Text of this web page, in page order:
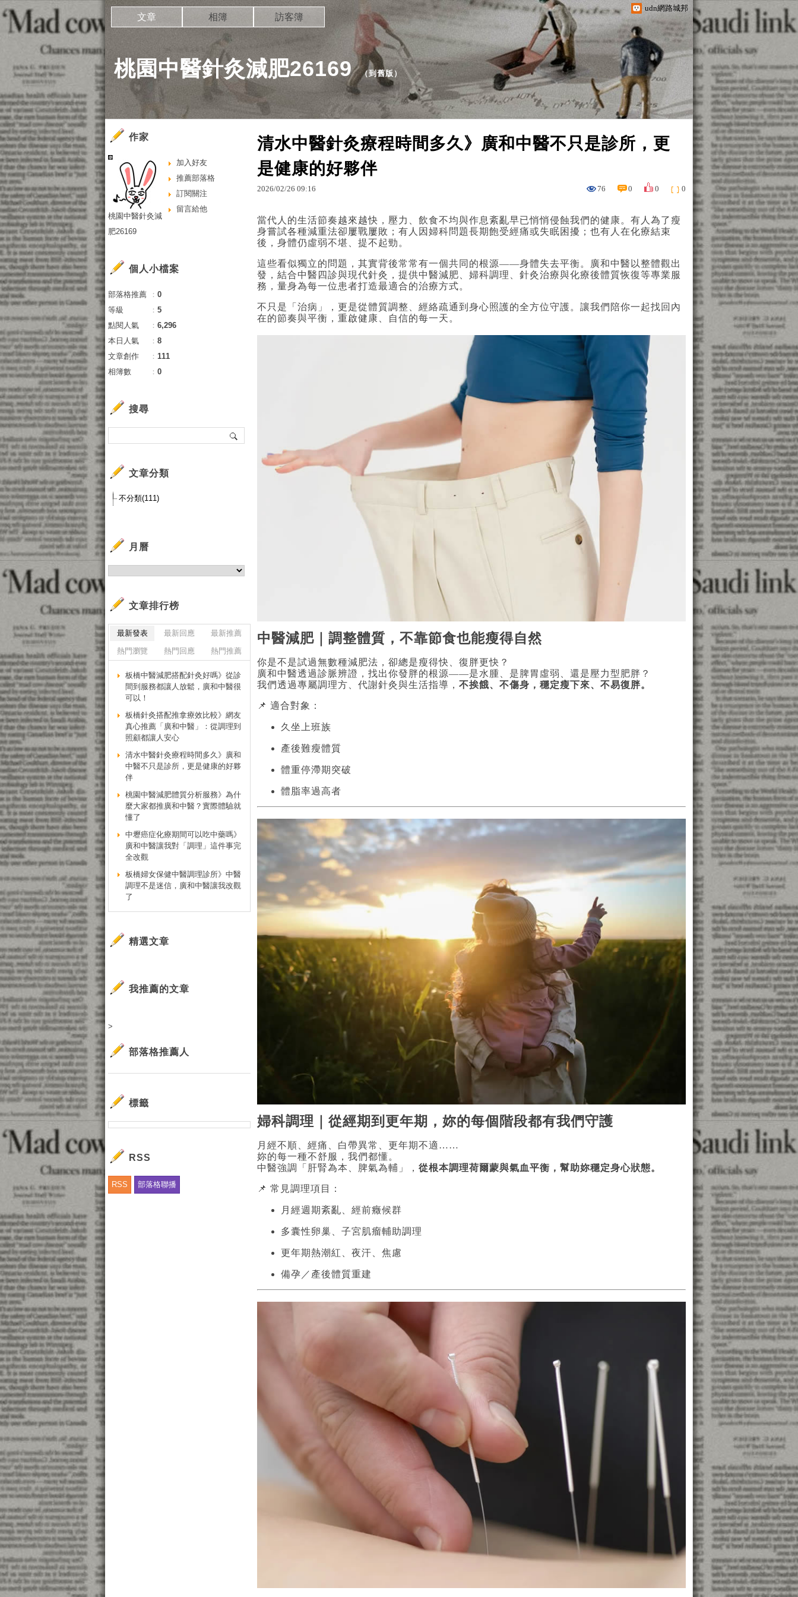
udn網路城邦
桃園中醫針灸減肥26169（到舊版 ）
文章 相簿 訪客簿
清水中醫針灸療程時間多久》廣和中醫不只是診所，更
是健康的好夥伴
2026/02/26 09:16 76 0 0 0
當代人的生活節奏越來越快，壓力、飲食不均與作息紊亂早已悄悄侵蝕我們的健康。有人為了瘦
身嘗試各種減重法卻屢戰屢敗；有人因婦科問題長期飽受經痛或失眠困擾；也有人在化療結束
後，身體仍虛弱不堪、提不起勁。
這些看似獨立的問題，其實背後常常有一個共同的根源——身體失去平衡。廣和中醫以整體觀出
發，結合中醫四診與現代針灸，提供中醫減肥、婦科調理、針灸治療與化療後體質恢復等專業服
務，量身為每一位患者打造最適合的治療方式。
不只是「治病」，更是從體質調整、經絡疏通到身心照護的全方位守護。讓我們陪你一起找回內
在的節奏與平衡，重啟健康、自信的每一天。
中醫減肥｜調整體質，不靠節食也能瘦得自然
你是不是試過無數種減肥法，卻總是瘦得快、復胖更快？
廣和中醫透過診脈辨證，找出你發胖的根源——是水腫、是脾胃虛弱、還是壓力型肥胖？
我們透過專屬調理方、代謝針灸與生活指導， 不挨餓、不傷身，穩定瘦下來、不易復胖。
📌 適合對象：
久坐上班族
產後難瘦體質
體重停滯期突破
體脂率過高者
婦科調理｜從經期到更年期，妳的每個階段都有我們守護
月經不順、經痛、白帶異常、更年期不適……
妳的每一種不舒服，我們都懂。
中醫強調「肝腎為本、脾氣為輔」， 從根本調理荷爾蒙與氣血平衡，幫助妳穩定身心狀態。
📌 常見調理項目：
月經週期紊亂、經前癥候群
多囊性卵巢、子宮肌瘤輔助調理
更年期熱潮紅、夜汗、焦慮
備孕／產後體質重建
作家
加入好友
推薦部落格
訂閱關注
留言給他
桃園中醫針灸減
肥26169
個人小檔案
部落格推薦 ： 0
等級
： 5
點閱人氣
： 6,296
本日人氣
： 8
文章創作
： 111
相簿數
： 0
搜尋
文章分類
不分類(111)
月曆
文章排行榜
最新發表 最新回應
最新推薦
熱門瀏覽
熱門回應 熱門推薦
板橋中醫減肥搭配針灸好嗎》從診
間到服務都讓人放鬆，廣和中醫很
可以！
板橋針灸搭配推拿療效比較》網友
真心推薦「廣和中醫」：從調理到
照顧都讓人安心
清水中醫針灸療程時間多久》廣和
中醫不只是診所，更是健康的好夥
伴
桃園中醫減肥體質分析服務》為什
麼大家都推廣和中醫？實際體驗就
懂了
中壢癌症化療期間可以吃中藥嗎》
廣和中醫讓我對「調理」這件事完
全改觀
板橋婦女保健中醫調理診所》中醫
調理不是迷信，廣和中醫讓我改觀
了
精選文章
我推薦的文章
>
部落格推薦人
標籤
RSS
RSS 部落格聯播